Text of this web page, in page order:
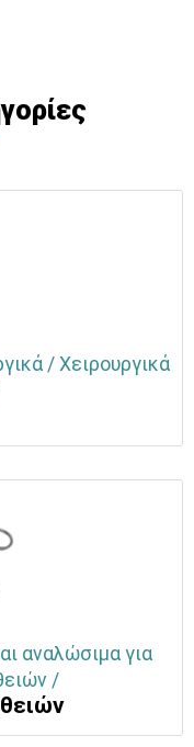
/ Χειρουργικά
αναλώσιμα για
/